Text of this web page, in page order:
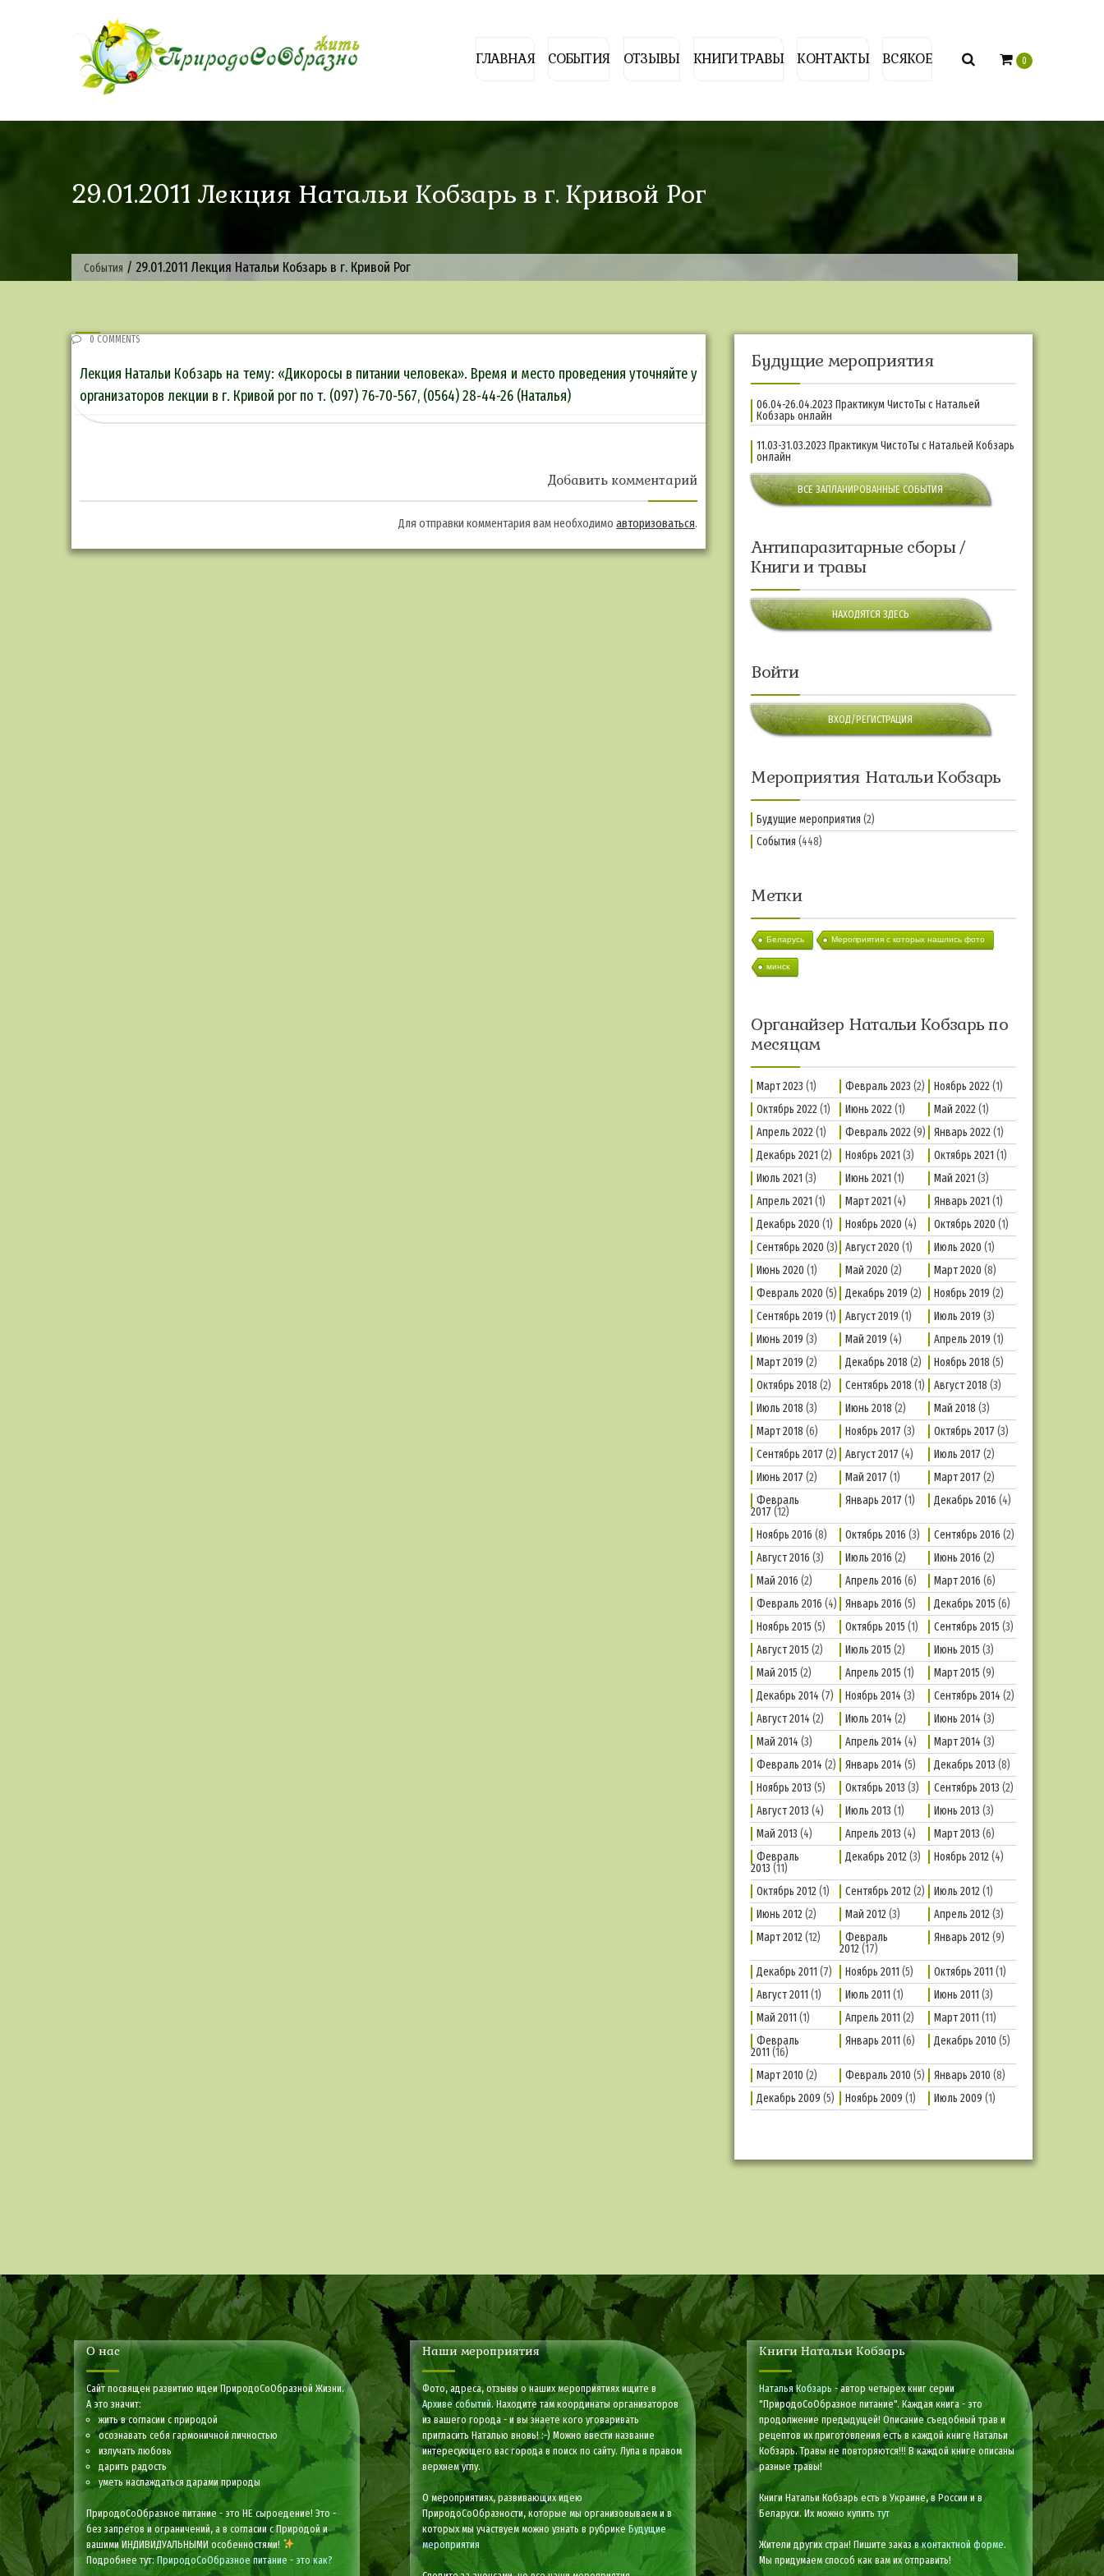
ГЛАВНАЯ СОБЫТИЯ ОТЗЫВЫ КНИГИ ТРАВЫ КОНТАКТЫ ВСЯКОЕ 0
29.01.2011 Лекция Натальи Кобзарь в г. Кривой Рог
События / 29.01.2011 Лекция Натальи Кобзарь в г. Кривой Рог
0 COMMENTS
Лекция Натальи Кобзарь на тему: «Дикоросы в питании человека». Время и место проведения уточняйте у
организаторов лекции в г. Кривой рог по т. (097) 76-70-567, (0564) 28-44-26 (Наталья)
Добавить комментарий
Для отправки комментария вам необходимоавторизоваться.
Будущие мероприятия
06.04-26.04.2023 Практикум ЧистоТы с Натальей
Кобзарь онлайн
11.03-31.03.2023 Практикум ЧистоТы с Натальей Кобзарь
онлайн
ВСЕ ЗАПЛАНИРОВАННЫЕ СОБЫТИЯ
Антипаразитарные сборы /
Книги и травы
НАХОДЯТСЯ ЗДЕСЬ
Войти
ВХОД/РЕГИСТРАЦИЯ
Мероприятия Натальи Кобзарь
Будущие мероприятия (2)
События (448)
Метки
Беларусь Мероприятия с которых нашлись фото
минск
Органайзер Натальи Кобзарь по
месяцам
Март 2023 (1) Февраль 2023 (2) Ноябрь 2022(1)
Октябрь 2022(1) Июнь 2022(1) Май 2022(1)
Апрель 2022(1) Февраль 2022(9) Январь 2022(1)
Декабрь 2021 (2) Ноябрь 2021 (3) Октябрь 2021 (1)
Июль 2021 (3) Июнь 2021 (1) Май 2021 (3)
Апрель 2021 (1) Март 2021 (4) Январь 2021 (1)
Декабрь 2020 (1) Ноябрь 2020 (4) Октябрь 2020 (1)
Сентябрь 2020 (3) Август 2020 (1) Июль 2020 (1)
Июнь 2020 (1) Май 2020 (2) Март 2020 (8)
Февраль 2020 (5) Декабрь 2019 (2) Ноябрь 2019 (2)
Сентябрь 2019 (1) Август 2019 (1) Июль 2019 (3)
Июнь 2019 (3) Май 2019 (4) Апрель 2019 (1)
Март 2019 (2) Декабрь 2018 (2) Ноябрь 2018 (5)
Октябрь 2018 (2) Сентябрь 2018 (1) Август 2018 (3)
Июль 2018 (3) Июнь 2018 (2) Май 2018 (3)
Март 2018 (6) Ноябрь 2017 (3) Октябрь 2017 (3)
Сентябрь 2017 (2) Август 2017 (4) Июль 2017 (2)
Июнь 2017 (2) Май 2017 (1) Март 2017 (2)
Февраль
2017 (12)
Январь 2017 (1) Декабрь 2016 (4)
Ноябрь 2016 (8) Октябрь 2016 (3) Сентябрь 2016 (2)
Август 2016 (3) Июль 2016 (2) Июнь 2016 (2)
Май 2016 (2) Апрель 2016 (6) Март 2016 (6)
Февраль 2016 (4) Январь 2016 (5) Декабрь 2015 (6)
Ноябрь 2015 (5) Октябрь 2015 (1) Сентябрь 2015 (3)
Август 2015 (2) Июль 2015 (2) Июнь 2015 (3)
Май 2015 (2) Апрель 2015 (1) Март 2015 (9)
Декабрь 2014 (7) Ноябрь 2014 (3) Сентябрь 2014 (2)
Август 2014 (2) Июль 2014 (2) Июнь 2014 (3)
Май 2014 (3) Апрель 2014 (4) Март 2014 (3)
Февраль 2014 (2) Январь 2014 (5) Декабрь 2013 (8)
Ноябрь 2013 (5) Октябрь 2013 (3) Сентябрь 2013 (2)
Август 2013 (4) Июль 2013 (1) Июнь 2013 (3)
Май 2013 (4) Апрель 2013 (4) Март 2013 (6)
Февраль
2013 (11)
Декабрь 2012(3) Ноябрь 2012(4)
Октябрь 2012(1) Сентябрь 2012(2) Июль 2012(1)
Июнь 2012(2) Май 2012(3) Апрель 2012(3)
Март 2012(12)
Февраль
2012(17)
Январь 2012(9)
Декабрь 2011 (7) Ноябрь 2011 (5) Октябрь 2011 (1)
Август 2011 (1) Июль 2011 (1) Июнь 2011 (3)
Май 2011 (1) Апрель 2011 (2) Март 2011 (11)
Февраль
2011 (16)
Январь 2011 (6) Декабрь 2010 (5)
Март 2010 (2) Февраль 2010 (5) Январь 2010 (8)
Декабрь 2009 (5) Ноябрь 2009 (1) Июль 2009 (1)
О нас
Сайт посвящен развитию идеи ПриродоСоОбразной Жизни.
А это значит:
жить в согласии с природой
осознавать себя гармоничной личностью
излучать любовь
дарить радость
уметь наслаждаться дарами природы
ПриродоСоОбразное питание - это НЕ сыроедение! Это -
без запретов и ограничений, а в согласии с Природой и
вашими ИНДИВИДУАЛЬНЫМИ особенностями!
Подробнее тут:ПриродоСоОбразное питание - это как?
Наши мероприятия
Фото, адреса, отзывы о наших мероприятиях ищите в
Архиве событий. Находите там координаты организаторов
из вашего города - и вы знаете кого уговаривать
пригласить Наталью вновь! :-) Можно ввести название
интересующего вас города в поиск по сайту. Лупа в правом
верхнем углу.
О мероприятиях, развивающих идею
ПриродоСоОбразности, которые мы организовываем и в
которых мы участвуем можно узнать в рубрикеБудущие
мероприятия
Книги Натальи Кобзарь
Наталья Кобзарь - автор четырех книг серии
"ПриродоСоОбразное питание". Каждая книга - это
продолжение предыдущей! Описание съедобный трав и
рецептов их приготовления есть в каждой книге Натальи
Кобзарь. Травы не повторяются!!! В каждой книге описаны
разные травы!
Книги Натальи Кобзарь есть в Украине, в России и в
Беларуси. Их можно купить тут
Жители других стран! Пишите заказв контактной форме.
Мы придумаем способ как вам их отправить!